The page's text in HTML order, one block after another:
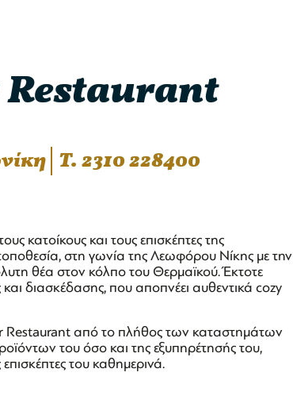
Restaurant
T. 2310 228400
κατοίκους και τους επισκέπτες της
στη γωνία της Λεωφόρου Νίκης με την
θέα στον κόλπο του Θερμαϊκού. Έκτοτε
διασκέδασης, που αποπνέει αυθεντικά cozy
Restaurant από το πλήθος των καταστημάτων
του όσο και της εξυπηρέτησής του,
του καθημερινά.